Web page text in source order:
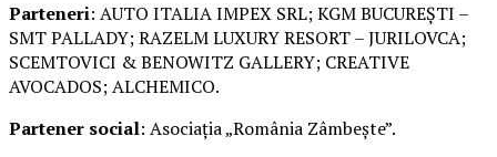
Parteneri: AUTO ITALIA IMPEX SRL; KGM BUCUREȘTI –
SMT PALLADY; RAZELM LUXURY RESORT – JURILOVCA;
SCEMTOVICI & BENOWITZ GALLERY; CREATIVE
AVOCADOS; ALCHEMICO.
Partener social: Asociația „România Zâmbește”.